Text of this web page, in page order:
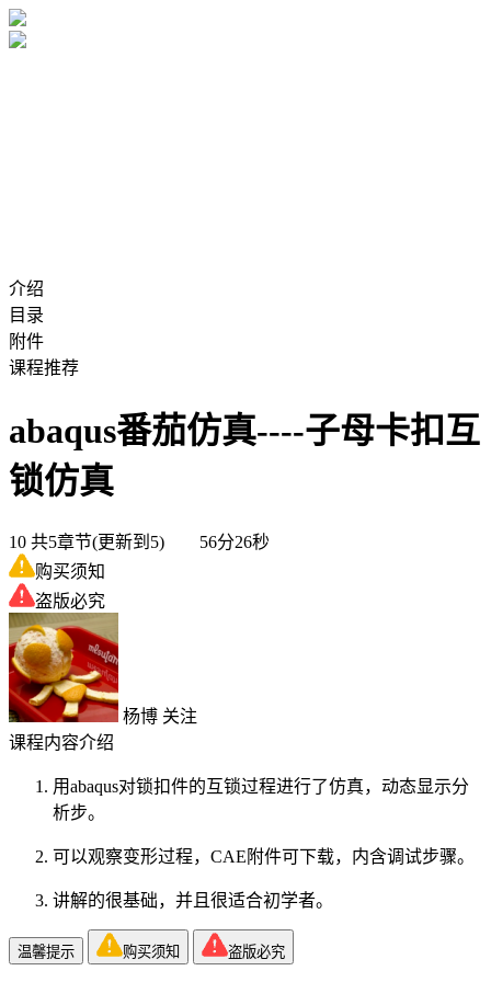
介绍
目录
附件
课程推荐
abaqus番茄仿真----子母卡扣互
锁仿真
10 共5章节(更新到5) 56分26秒
购买须知
盗版必究
杨博 关注
课程内容介绍
用abaqus对锁扣件的互锁过程进行了仿真，动态显示分
析步。
可以观察变形过程，CAE附件可下载，内含调试步骤。
讲解的很基础，并且很适合初学者。
温馨提示 购买须知 盗版必究